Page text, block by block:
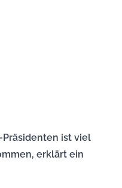
Präsidenten ist viel
erklärt ein